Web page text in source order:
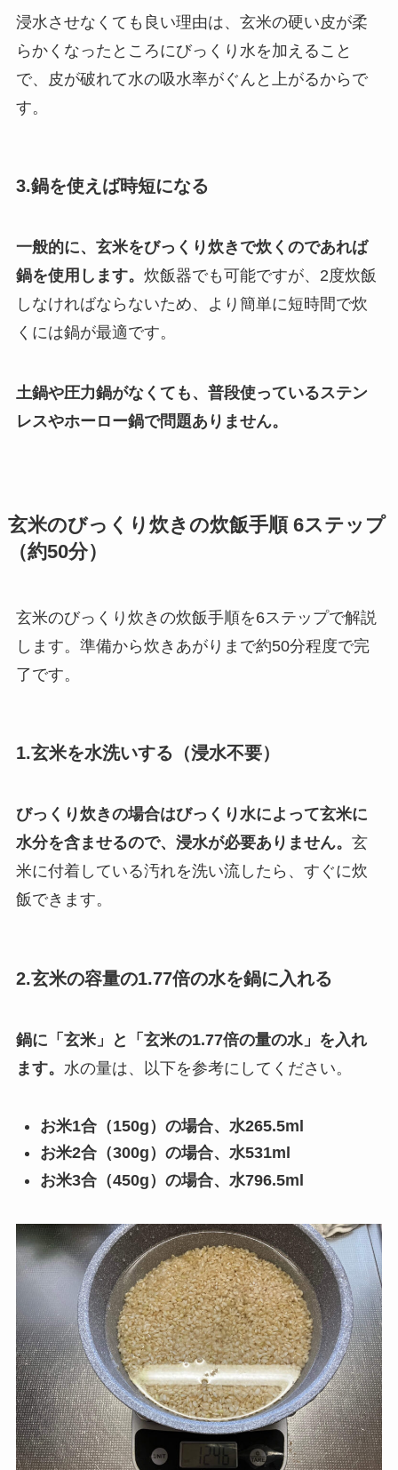
浸水させなくても良い理由は、玄米の硬い皮が柔
らかくなったところにびっくり水を加えること
で、皮が破れて水の吸水率がぐんと上がるからで
す。
3.鍋を使えば時短になる
一般的に、玄米をびっくり炊きで炊くのであれば
鍋を使用します。 炊飯器でも可能ですが、2度炊飯
しなければならないため、より簡単に短時間で炊
くには鍋が最適です。
土鍋や圧力鍋がなくても、普段使っているステン
レスやホーロー鍋で問題ありません。
玄米のびっくり炊きの炊飯手順 6ステップ
（約50分）
玄米のびっくり炊きの炊飯手順を6ステップで解説
します。準備から炊きあがりまで約50分程度で完
了です。
1.玄米を水洗いする（浸水不要）
びっくり炊きの場合はびっくり水によって玄米に
水分を含ませるので、浸水が必要ありません。 玄
米に付着している汚れを洗い流したら、すぐに炊
飯できます。
2.玄米の容量の1.77倍の水を鍋に入れる
鍋に「玄米」と「玄米の1.77倍の量の水」を入れ
ます。 水の量は、以下を参考にしてください。
お米1合（150g）の場合、水265.5ml
お米2合（300g）の場合、水531ml
お米3合（450g）の場合、水796.5ml